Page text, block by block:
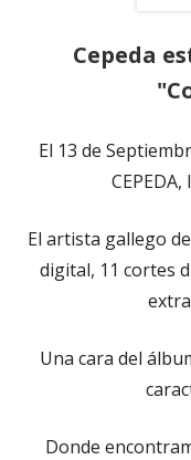
Cepeda
El 13 de
El artista gallego
digital, 11 cortes
Una cara del
Donde